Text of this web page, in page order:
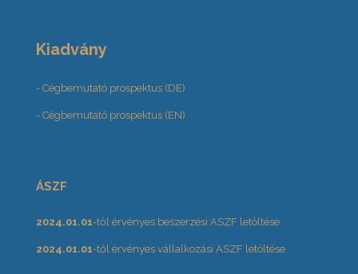
Kiadvány
- Cégbemutató prospektus (DE)
- Cégbemutató prospektus (EN)
ÁSZF
2024.01.01-től érvényes beszerzési ASZF letöltése
2024.01.01-től érvényes vállalkozási ASZF letöltése